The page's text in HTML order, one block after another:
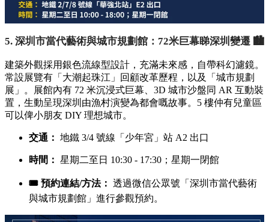
5. 深圳市當代藝術與城市規劃館：72米巨幕睇深圳變遷 🏙️
建築外觀採用銀色流線型設計，充滿未來感，自帶科幻濾鏡。
常設展覽有「大潮起珠江」回顧改革歷程，以及「城市規劃
展」。展館內有 72 米沉浸式巨幕、3D 城市沙盤同 AR 互動裝
置，生動呈現深圳由漁村演變為都會嘅故事。5 樓仲有兒童區
可以俾小朋友 DIY 理想城市。
交通： 地鐵 3/4 號線「少年宮」站 A2 出口
時間： 星期二至日 10:30 - 17:30；星期一閉館
🎟️ 預約連結/方法： 透過微信公眾號「深圳市當代藝術
與城市規劃館」進行參觀預約。